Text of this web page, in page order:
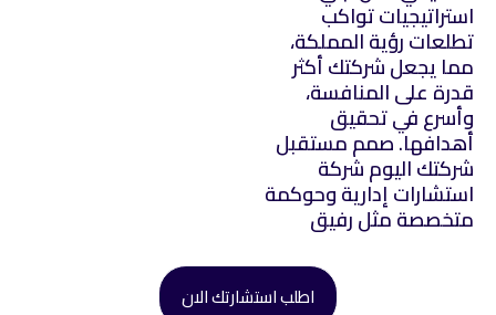
استراتيجيات تواكب
تطلعات رؤية المملكة،
مما يجعل شركتك أكثر
قدرة على المنافسة،
وأسرع في تحقيق
أهدافها. صمم مستقبل
شركتك اليوم شركة
استشارات إدارية وحوكمة
متخصصة مثل رفيق
اطلب استشارتك الان